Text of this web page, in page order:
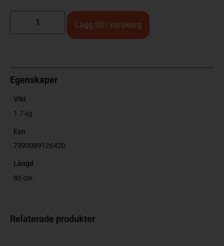
Lägg till i varukorg
Egenskaper
Vikt
1.7 kg
Ean
7393089126420
Längd
80 cm
Relaterade produkter